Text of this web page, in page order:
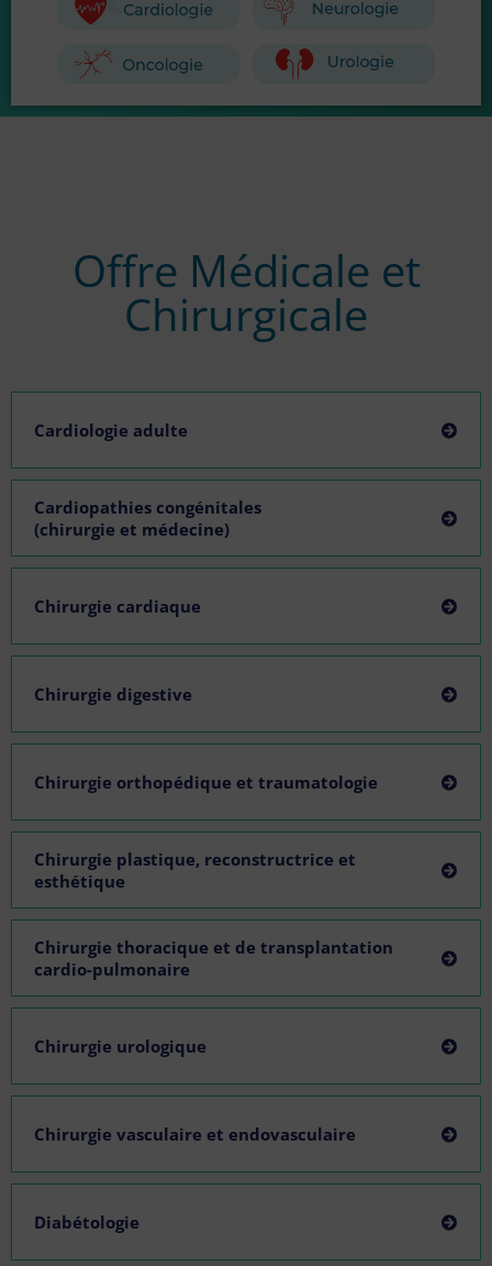
Offre Médicale et
Chirurgicale
Cardiologie adulte
Cardiopathies congénitales
(chirurgie et médecine)
Chirurgie cardiaque
Chirurgie digestive
Chirurgie orthopédique et traumatologie
Chirurgie plastique, reconstructrice et
esthétique
Chirurgie thoracique et de transplantation
cardio-pulmonaire
Chirurgie urologique
Chirurgie vasculaire et endovasculaire
Diabétologie